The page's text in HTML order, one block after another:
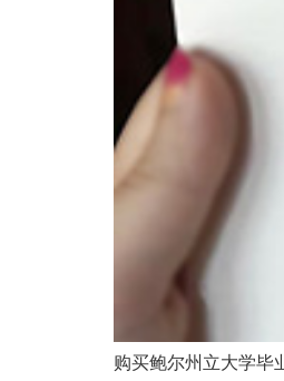
购买鲍尔州立大学毕